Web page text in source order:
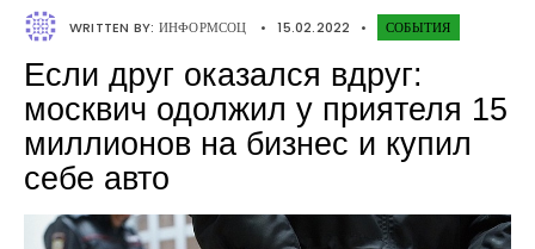
WRITTEN BY: ИНФОРМСОЦ • 15.02.2022 • СОБЫТИЯ
Если друг оказался вдруг:
москвич одолжил у приятеля 15
миллионов на бизнес и купил
себе авто